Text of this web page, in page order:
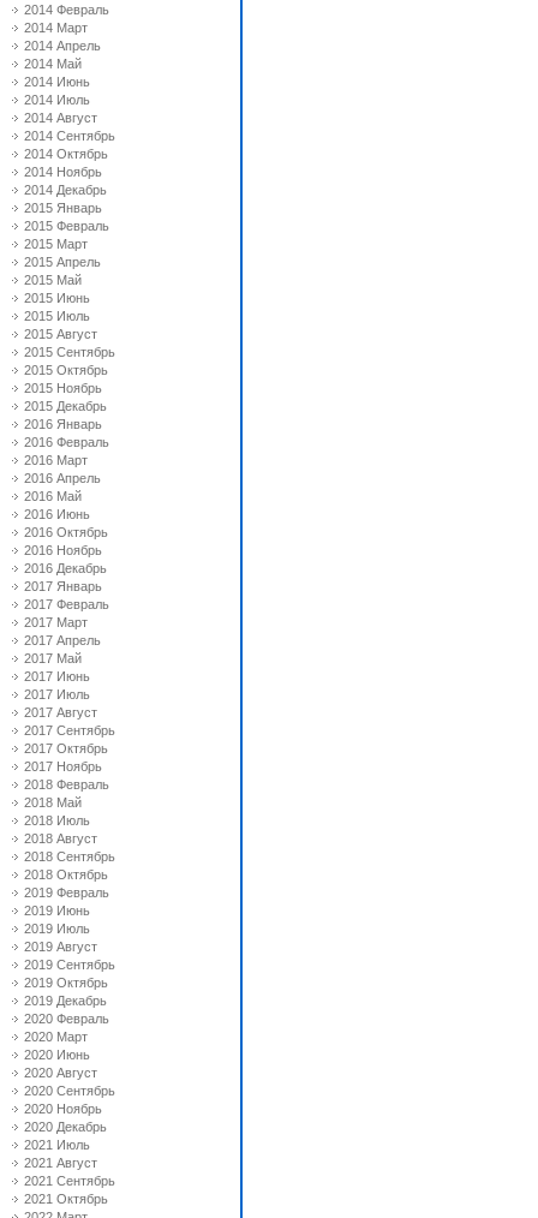
2014 Февраль
2014 Март
2014 Апрель
2014 Май
2014 Июнь
2014 Июль
2014 Август
2014 Сентябрь
2014 Октябрь
2014 Ноябрь
2014 Декабрь
2015 Январь
2015 Февраль
2015 Март
2015 Апрель
2015 Май
2015 Июнь
2015 Июль
2015 Август
2015 Сентябрь
2015 Октябрь
2015 Ноябрь
2015 Декабрь
2016 Январь
2016 Февраль
2016 Март
2016 Апрель
2016 Май
2016 Июнь
2016 Октябрь
2016 Ноябрь
2016 Декабрь
2017 Январь
2017 Февраль
2017 Март
2017 Апрель
2017 Май
2017 Июнь
2017 Июль
2017 Август
2017 Сентябрь
2017 Октябрь
2017 Ноябрь
2018 Февраль
2018 Май
2018 Июль
2018 Август
2018 Сентябрь
2018 Октябрь
2019 Февраль
2019 Июнь
2019 Июль
2019 Август
2019 Сентябрь
2019 Октябрь
2019 Декабрь
2020 Февраль
2020 Март
2020 Июнь
2020 Август
2020 Сентябрь
2020 Ноябрь
2020 Декабрь
2021 Июль
2021 Август
2021 Сентябрь
2021 Октябрь